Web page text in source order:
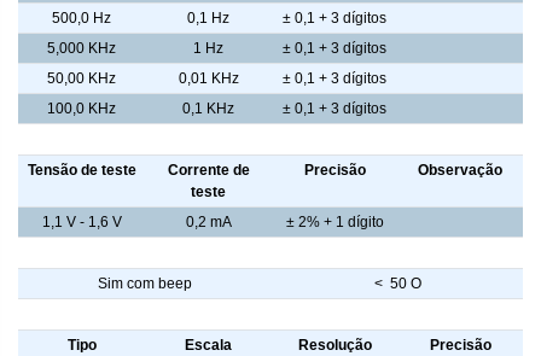
500,0 Hz 0,1 Hz
± 0,1 + 3 dígitos
5,000 KHz
1 Hz
± 0,1 + 3 dígitos
50,00 KHz
0,01 KHz
± 0,1 + 3 dígitos
100,0 KHz
0,1 KHz
± 0,1 + 3 dígitos
Tensão de teste
Corrente de
teste
Precisão Observação
1,1 V - 1,6 V 0,2 mA
± 2% + 1 dígito
Sim com beep
< 50 O
Tipo
Escala Resolução
Precisão